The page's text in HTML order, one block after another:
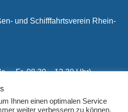
und Schifffahrtsverein Rhein-
– Fr. 08.30 – 12.30 Uhr)
Ihnen einen optimalen Service
weiter verbessern zu können.